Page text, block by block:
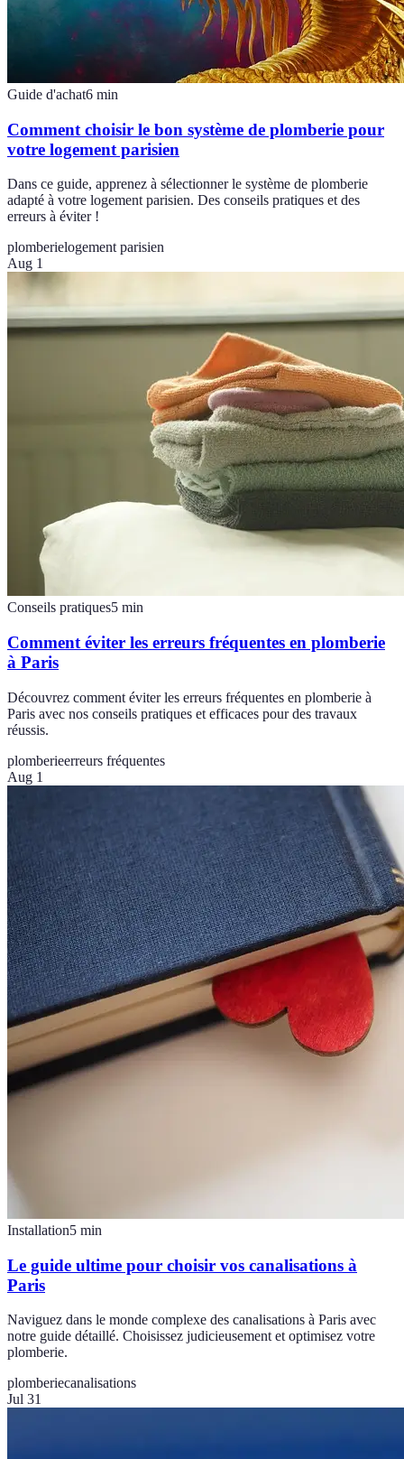
Guide d'achat6 min
Comment choisir le bon système de plomberie pour
votre logement parisien
Dans ce guide, apprenez à sélectionner le système de plomberie
adapté à votre logement parisien. Des conseils pratiques et des
erreurs à éviter !
plomberielogement parisien
Aug 1
Conseils pratiques5 min
Comment éviter les erreurs fréquentes en plomberie
à Paris
Découvrez comment éviter les erreurs fréquentes en plomberie à
Paris avec nos conseils pratiques et efficaces pour des travaux
réussis.
plomberieerreurs fréquentes
Aug 1
Installation5 min
Le guide ultime pour choisir vos canalisations à
Paris
Naviguez dans le monde complexe des canalisations à Paris avec
notre guide détaillé. Choisissez judicieusement et optimisez votre
plomberie.
plomberiecanalisations
Jul 31